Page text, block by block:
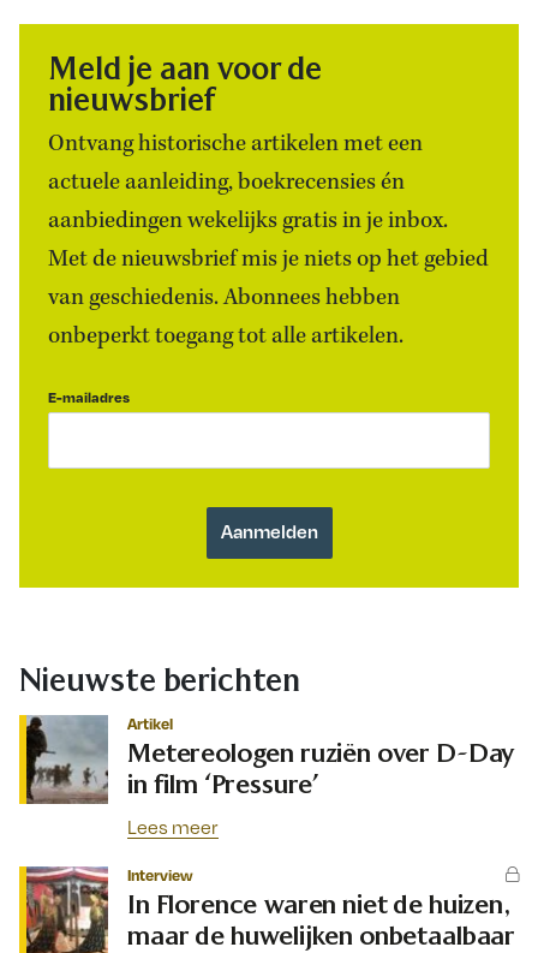
Meld je aan voor de
nieuwsbrief
Ontvang historische artikelen met een
actuele aanleiding, boekrecensies én
aanbiedingen wekelijks gratis in je inbox.
Met de nieuwsbrief mis je niets op het gebied
van geschiedenis. Abonnees hebben
onbeperkt toegang tot alle artikelen.
E-mailadres
Nieuwste berichten
Artikel
Metereologen ruziën over D-Day
in film ‘Pressure’
Lees meer
Interview
In Florence waren niet de huizen,
maar de huwelijken onbetaalbaar